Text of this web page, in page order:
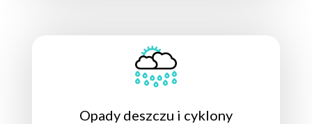
Opady deszczu i cyklony